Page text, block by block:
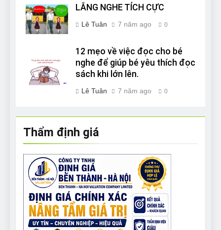
LẮNG NGHE TÍCH CỰC
Lê Tuân 7 năm ago 0
12 mẹo về việc đọc cho bé
nghe để giúp bé yêu thích đọc
sách khi lớn lên.
Lê Tuân 7 năm ago 0
Thẩm định giá